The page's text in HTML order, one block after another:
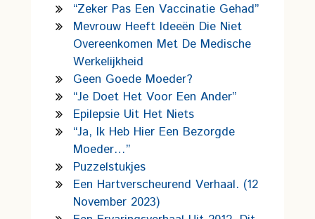
“Zeker Pas Een Vaccinatie Gehad”
Mevrouw Heeft Ideeën Die Niet
Overeenkomen Met De Medische
Werkelijkheid
Geen Goede Moeder?
“Je Doet Het Voor Een Ander”
Epilepsie Uit Het Niets
“Ja, Ik Heb Hier Een Bezorgde
Moeder…”
Puzzelstukjes
Een Hartverscheurend Verhaal. (12
November 2023)